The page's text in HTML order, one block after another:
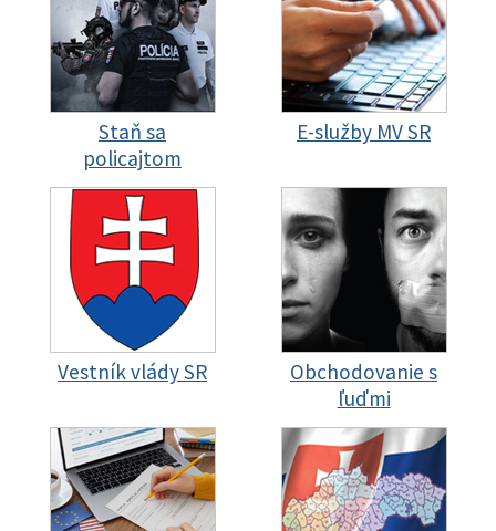
Staň sa
policajtom
E-služby MV SR
Vestník vlády SR
Obchodovanie s
ľuďmi